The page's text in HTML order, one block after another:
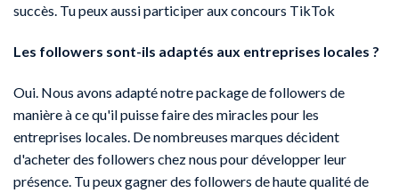
succès. Tu peux aussi participer aux concours TikTok
Les followers sont-ils adaptés aux entreprises locales ?
Oui. Nous avons adapté notre package de followers de
manière à ce qu'il puisse faire des miracles pour les
entreprises locales. De nombreuses marques décident
d'acheter des followers chez nous pour développer leur
présence. Tu peux gagner des followers de haute qualité de